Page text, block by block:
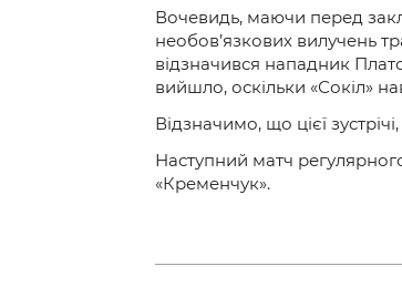
Вочевидь, маючи перед
необов’язкових вилучень
відзначився нападник
вийшло, оскільки «Сокіл»
Відзначимо, що цієї
Наступний матч
«Кременчук».